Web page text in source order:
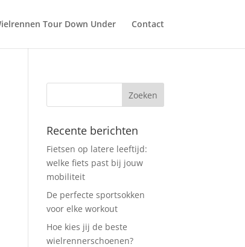
Tour Down Under Contact
Recente berichten
Fietsen op latere leeftijd:
welke fiets past bij jouw
mobiliteit
De perfecte sportsokken
voor elke workout
Hoe kies jij de beste
wielrennerschoenen?